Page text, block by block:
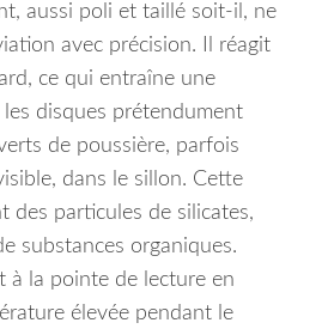
aussi poli et taillé soit-il, ne
avec précision.
Il réagit
ce qui entraîne une
les disques prétendument
de poussière, parfois
dans le sillon. Cette
des particules de silicates,
substances organiques.
à la pointe de lecture en
élevée pendant le